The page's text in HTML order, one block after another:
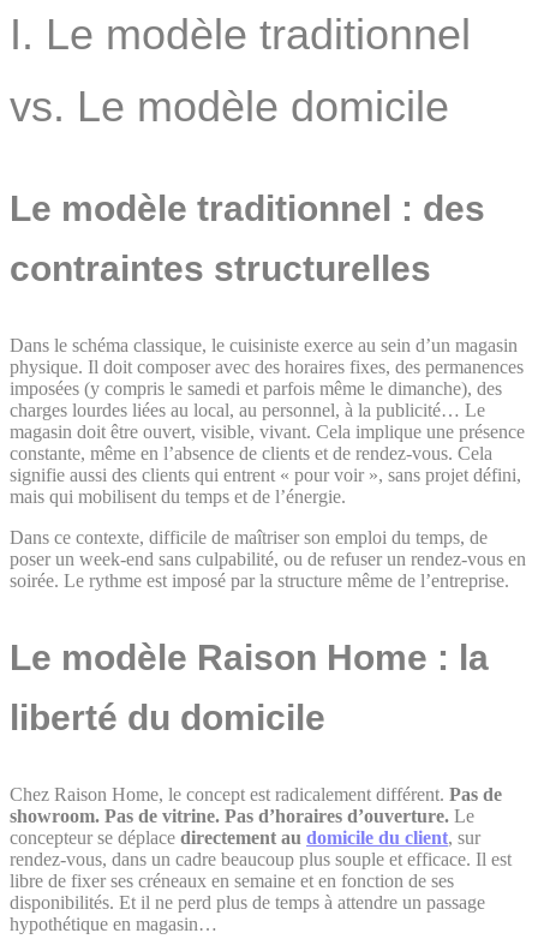
I. Le modèle traditionnel
vs. Le modèle domicile
Le modèle traditionnel : des
contraintes structurelles
Dans le schéma classique, le cuisiniste exerce au sein d’un magasin
physique. Il doit composer avec des horaires fixes, des permanences
imposées (y compris le samedi et parfois même le dimanche), des
charges lourdes liées au local, au personnel, à la publicité… Le
magasin doit être ouvert, visible, vivant. Cela implique une présence
constante, même en l’absence de clients et de rendez-vous. Cela
signifie aussi des clients qui entrent « pour voir », sans projet défini,
mais qui mobilisent du temps et de l’énergie.
Dans ce contexte, difficile de maîtriser son emploi du temps, de
poser un week-end sans culpabilité, ou de refuser un rendez-vous en
soirée. Le rythme est imposé par la structure même de l’entreprise.
Le modèle Raison Home : la
liberté du domicile
Chez Raison Home, le concept est radicalement différent. Pas de
showroom. Pas de vitrine. Pas d’horaires d’ouverture. Le
concepteur se déplace directement au domicile du client, sur
rendez-vous, dans un cadre beaucoup plus souple et efficace. Il est
libre de fixer ses créneaux en semaine et en fonction de ses
disponibilités. Et il ne perd plus de temps à attendre un passage
hypothétique en magasin…